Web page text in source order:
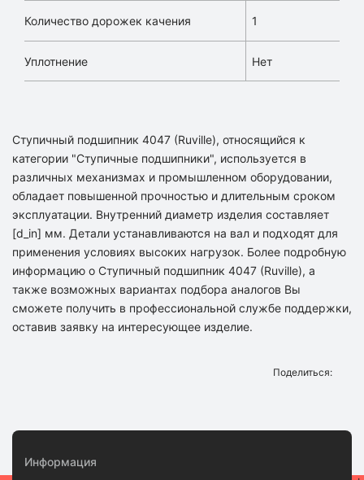
Количество дорожек качения 1
Уплотнение Нет
Ступичный подшипник 4047 (Ruville), относящийся к
категории "Ступичные подшипники", используется в
различных механизмах и промышленном оборудовании,
обладает повышенной прочностью и длительным сроком
эксплуатации. Внутренний диаметр изделия составляет
[d_in] мм. Детали устанавливаются на вал и подходят для
применения условиях высоких нагрузок. Более подробную
информацию о Ступичный подшипник 4047 (Ruville), а
также возможных вариантах подбора аналогов Вы
сможете получить в профессиональной службе поддержки,
оставив заявку на интересующее изделие.
Поделиться:
Информация